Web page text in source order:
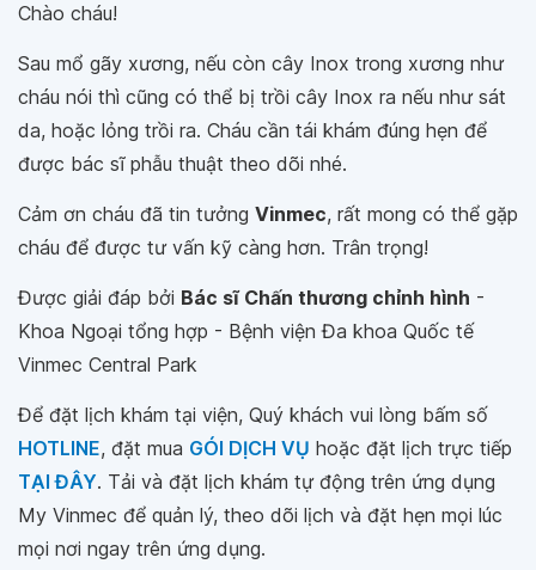
Chào cháu!
Sau mổ gãy xương, nếu còn cây Inox trong xương như
cháu nói thì cũng có thể bị trồi cây Inox ra nếu như sát
da, hoặc lỏng trồi ra. Cháu cần tái khám đúng hẹn để
được bác sĩ phẫu thuật theo dõi nhé.
Cảm ơn cháu đã tin tưởng Vinmec, rất mong có thể gặp
cháu để được tư vấn kỹ càng hơn. Trân trọng!
Được giải đáp bởi Bác sĩ Chấn thương chỉnh hình -
Khoa Ngoại tổng hợp - Bệnh viện Đa khoa Quốc tế
Vinmec Central Park
Để đặt lịch khám tại viện, Quý khách vui lòng bấm số
HOTLINE, đặt mua GÓI DỊCH VỤ hoặc đặt lịch trực tiếp
TẠI ĐÂY. Tải và đặt lịch khám tự động trên ứng dụng
My Vinmec để quản lý, theo dõi lịch và đặt hẹn mọi lúc
mọi nơi ngay trên ứng dụng.